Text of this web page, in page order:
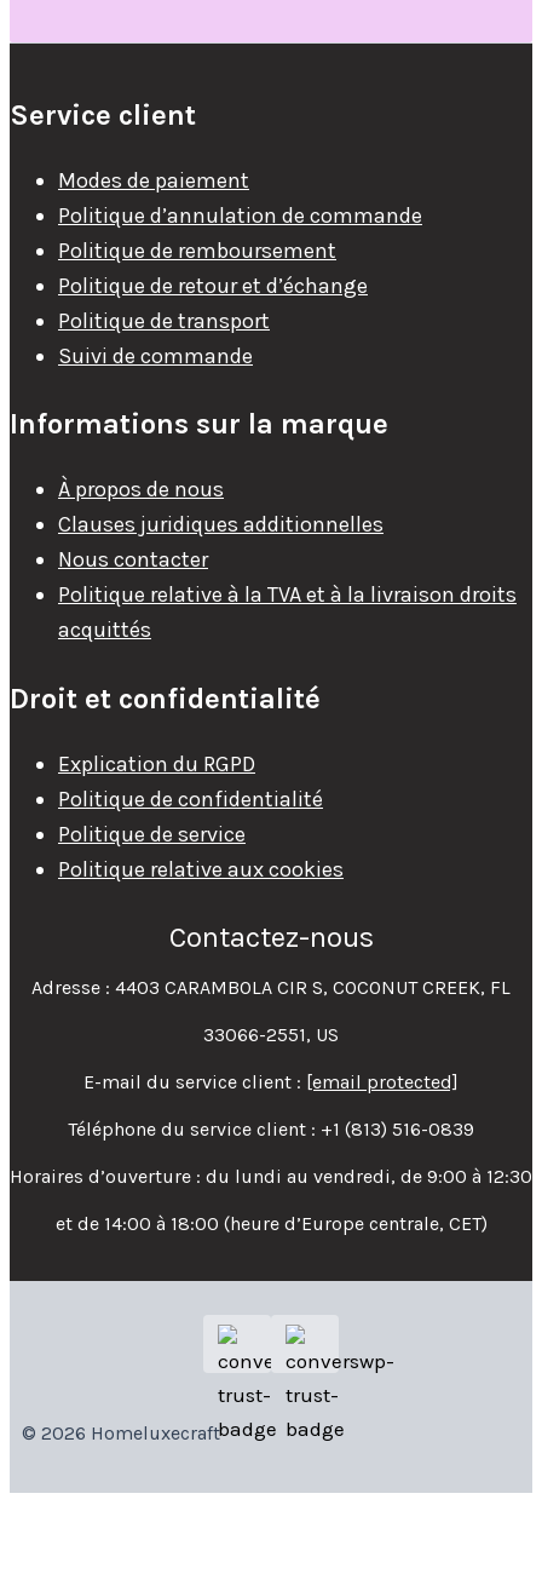
Service client
Modes de paiement
Politique d’annulation de commande
Politique de remboursement
Politique de retour et d’échange
Politique de transport
Suivi de commande
Informations sur la marque
À propos de nous
Clauses juridiques additionnelles
Nous contacter
Politique relative à la TVA et à la livraison droits
acquittés
Droit et confidentialité
Explication du RGPD
Politique de confidentialité
Politique de service
Politique relative aux cookies
Contactez-nous
Adresse : 4403 CARAMBOLA CIR S, COCONUT CREEK, FL
33066-2551, US
E-mail du service client : [email protected]
Téléphone du service client : +1 (813) 516-0839
Horaires d’ouverture : du lundi au vendredi, de 9:00 à 12:30
et de 14:00 à 18:00 (heure d’Europe centrale, CET)
© 2026 Homeluxecraft